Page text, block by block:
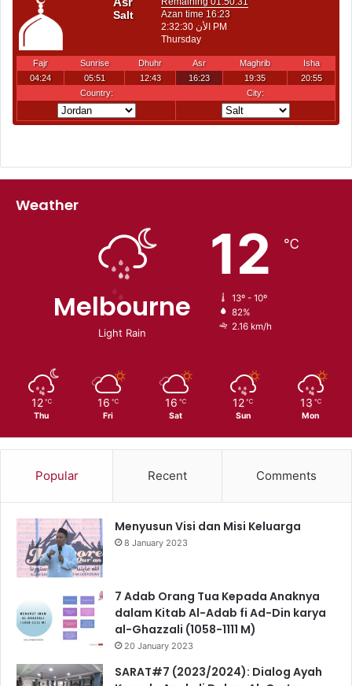
Weather
Melbourne
Light Rain
12 ℃
13º - 10º
82%
2.16 km/h
12 ℃
Thu
16 ℃
Fri
16 ℃
Sat
12 ℃
Sun
13 ℃
Mon
Popular Recent Comments
Menyusun Visi dan Misi Keluarga
8 January 2023
7 Adab Orang Tua Kepada Anaknya
dalam Kitab Al-Adab fi Ad-Din karya
al-Ghazzali (1058-1111 M)
20 January 2023
SARAT#7 (2023/2024): Dialog Ayah